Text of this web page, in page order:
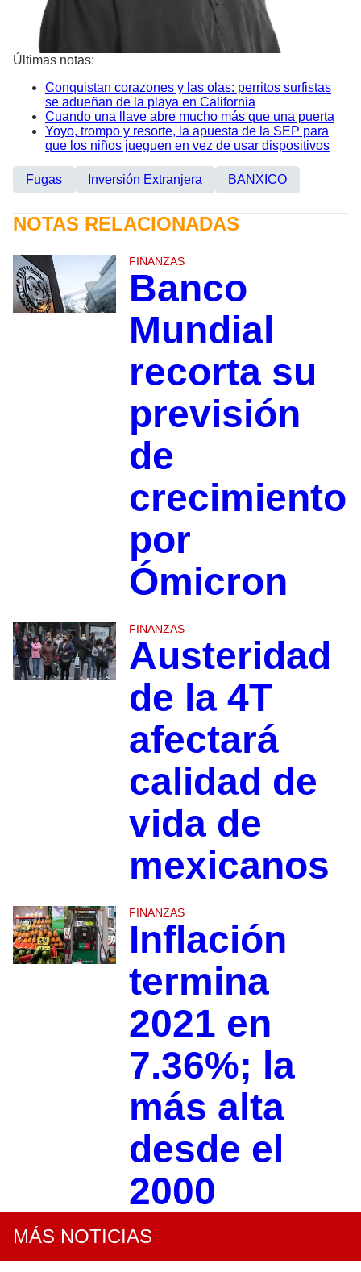
Últimas notas:
Conquistan corazones y las olas: perritos surfistas
se adueñan de la playa en California
Cuando una llave abre mucho más que una puerta
Yoyo, trompo y resorte, la apuesta de la SEP para
que los niños jueguen en vez de usar dispositivos
Fugas Inversión Extranjera BANXICO
NOTAS RELACIONADAS
FINANZAS
Banco
Mundial
recorta su
previsión
de
crecimiento
por
Ómicron
FINANZAS
Austeridad
de la 4T
afectará
calidad de
vida de
mexicanos
FINANZAS
Inflación
termina
2021 en
7.36%; la
más alta
desde el
2000
MÁS NOTICIAS